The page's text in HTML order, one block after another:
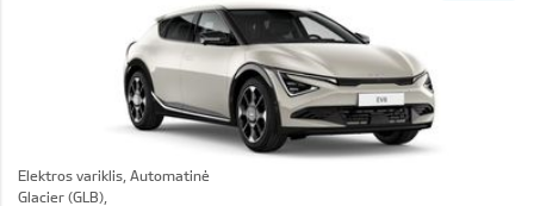
Elektros variklis, Automatinė
Glacier (GLB),